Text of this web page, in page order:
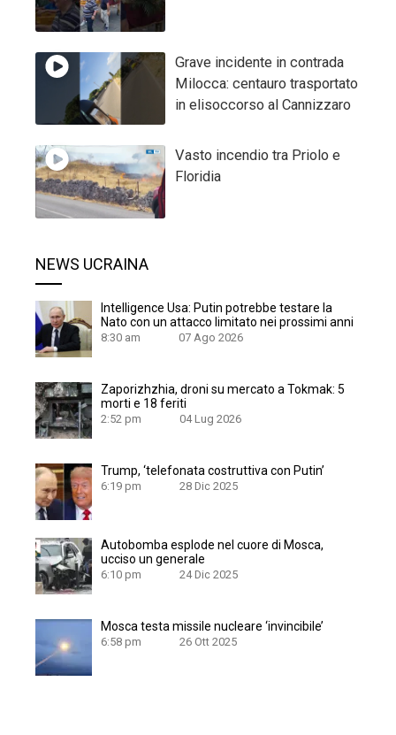
Grave incidente in contrada
Milocca: centauro trasportato
in elisoccorso al Cannizzaro
Vasto incendio tra Priolo e
Floridia
NEWS UCRAINA
Intelligence Usa: Putin potrebbe testare la
Nato con un attacco limitato nei prossimi anni
8:30 am 07 Ago 2026
Zaporizhzhia, droni su mercato a Tokmak: 5
morti e 18 feriti
2:52 pm 04 Lug 2026
Trump, ‘telefonata costruttiva con Putin’
6:19 pm 28 Dic 2025
Autobomba esplode nel cuore di Mosca,
ucciso un generale
6:10 pm 24 Dic 2025
Mosca testa missile nucleare ‘invincibile’
6:58 pm 26 Ott 2025